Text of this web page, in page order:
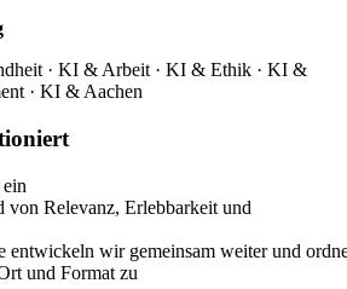
· KI & Arbeit · KI & Ethik · KI &
· KI & Aachen
von Relevanz, Erlebbarkeit und
entwickeln wir gemeinsam weiter und
und Format zu